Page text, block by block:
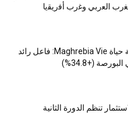
اﻟﻌرﺑﻲ وﻏرب أﻓرﯾﻘﯾﺎ
التأمينات المغربية حياة Maghrebia Vie: فاعل رائد
(+34.8%)
تنظم الدورة الثانية